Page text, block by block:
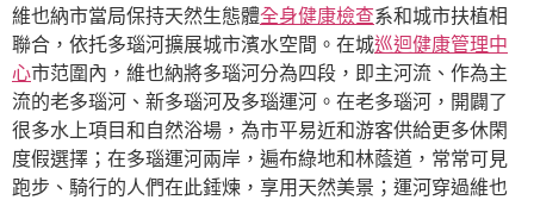
維也納市當局保持天然生態體全身健康檢查系和城市扶植相
聯合，依托多瑙河擴展城市濱水空間。在城巡迴健康管理中
心市范圍內，維也納將多瑙河分為四段，即主河流、作為主
流的老多瑙河、新多瑙河及多瑙運河。在老多瑙河，開闢了
很多水上項目和自然浴場，為市平易近和游客供給更多休閑
度假選擇；在多瑙運河兩岸，遍布綠地和林蔭道，常常可見
跑步、騎行的人們在此錘煉，享用天然美景；運河穿過維也